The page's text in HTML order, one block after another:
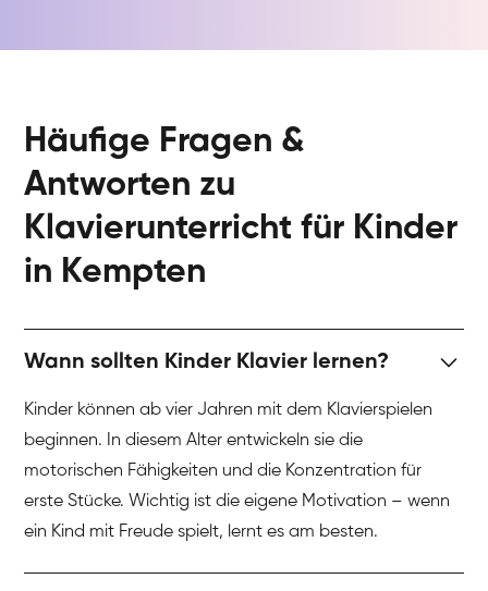
Häufige Fragen &
Antworten zu
Klavierunterricht für Kinder
in Kempten
Wann sollten Kinder Klavier lernen?
Kinder können ab vier Jahren mit dem Klavierspielen
beginnen. In diesem Alter entwickeln sie die
motorischen Fähigkeiten und die Konzentration für
erste Stücke. Wichtig ist die eigene Motivation – wenn
ein Kind mit Freude spielt, lernt es am besten.